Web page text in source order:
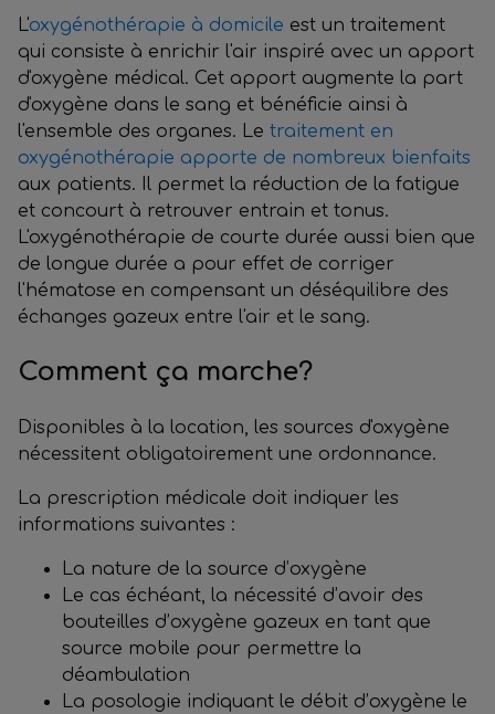
L'oxygénothérapie à domicile est un traitement
qui consiste à enrichir l'air inspiré avec un apport
d'oxygène médical. Cet apport augmente la part
d'oxygène dans le sang et bénéficie ainsi à
l'ensemble des organes. Le traitement en
oxygénothérapie apporte de nombreux bienfaits
aux patients. Il permet la réduction de la fatigue
et concourt à retrouver entrain et tonus.
L'oxygénothérapie de courte durée aussi bien que
de longue durée a pour effet de corriger
l'hématose en compensant un déséquilibre des
échanges gazeux entre l'air et le sang.
Comment ça marche?
Disponibles à la location, les sources d'oxygène
nécessitent obligatoirement une ordonnance.
La prescription médicale doit indiquer les
informations suivantes :
La nature de la source d’oxygène
Le cas échéant, la nécessité d’avoir des
bouteilles d’oxygène gazeux en tant que
source mobile pour permettre la
déambulation
La posologie indiquant le débit d’oxygène le